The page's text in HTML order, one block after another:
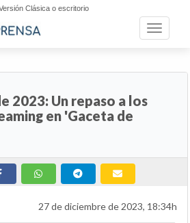
Clásica o escritorio
Toggle
2023: Un repaso a los
en 'Gaceta de
27 de diciembre de 2023, 18:34h